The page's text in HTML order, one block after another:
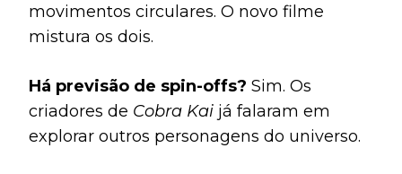
movimentos circulares. O novo filme
mistura os dois.
Há previsão de spin-offs? Sim. Os
criadores de Cobra Kai já falaram em
explorar outros personagens do universo.